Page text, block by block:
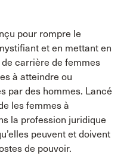
pour rompre le
et en mettant en
carrière de femmes
à atteindre ou
par des hommes. Lancé
les femmes à
la profession juridique
peuvent et doivent
de pouvoir.